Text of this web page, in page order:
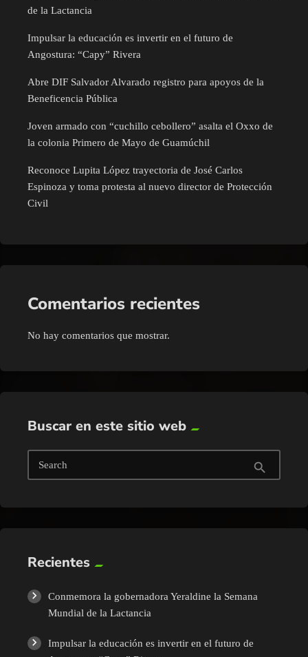
de la Lactancia
Impulsar la educación es invertir en el futuro de
Angostura: “Capy” Rivera
Abre DIF Salvador Alvarado registro para apoyos de la
Beneficencia Pública
Joven armado con “cuchillo cebollero” asalta el Oxxo de
la colonia Primero de Mayo de Guamúchil
Reconoce Lupita López trayectoria de José Carlos
Espinoza y toma protesta al nuevo director de Protección
Civil
Comentarios recientes
No hay comentarios que mostrar.
Buscar en este sitio web
Search search
Recientes
Conmemora la gobernadora Yeraldine la Semana
Mundial de la Lactancia
Impulsar la educación es invertir en el futuro de